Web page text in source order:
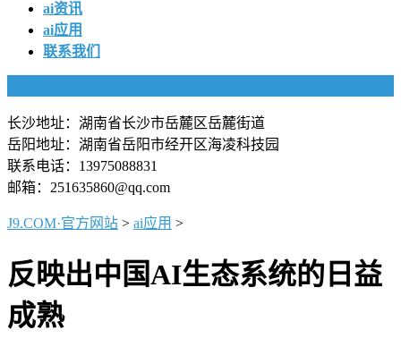
ai资讯
ai应用
联系我们
长沙地址：湖南省长沙市岳麓区岳麓街道
岳阳地址：湖南省岳阳市经开区海凌科技园
联系电话：13975088831
邮箱：251635860@qq.com
J9.COM·官方网站 > ai应用 >
反映出中国AI生态系统的日益
成熟